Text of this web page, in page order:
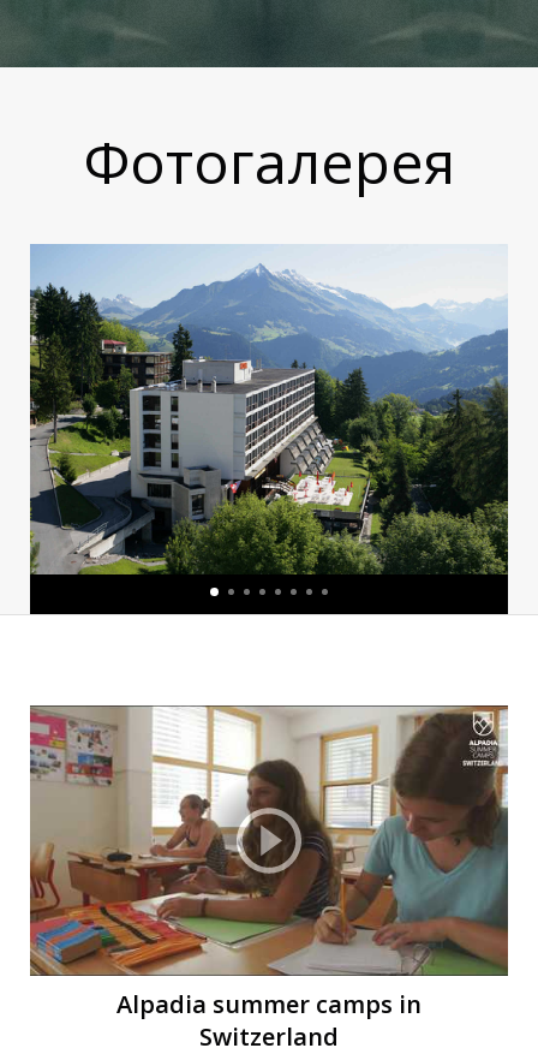
Ь
В
Фотогалерея
Alpadia summer camps in
Switzerland